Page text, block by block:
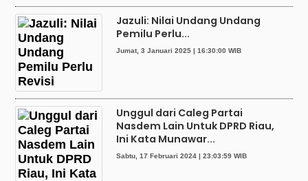
Jazuli: Nilai Undang Undang
Pemilu Perlu...
Jumat, 3 Januari 2025 | 16:30:00 WIB
Unggul dari Caleg Partai
Nasdem Lain Untuk DPRD Riau,
Ini Kata Munawar...
Sabtu, 17 Februari 2024 | 23:03:59 WIB